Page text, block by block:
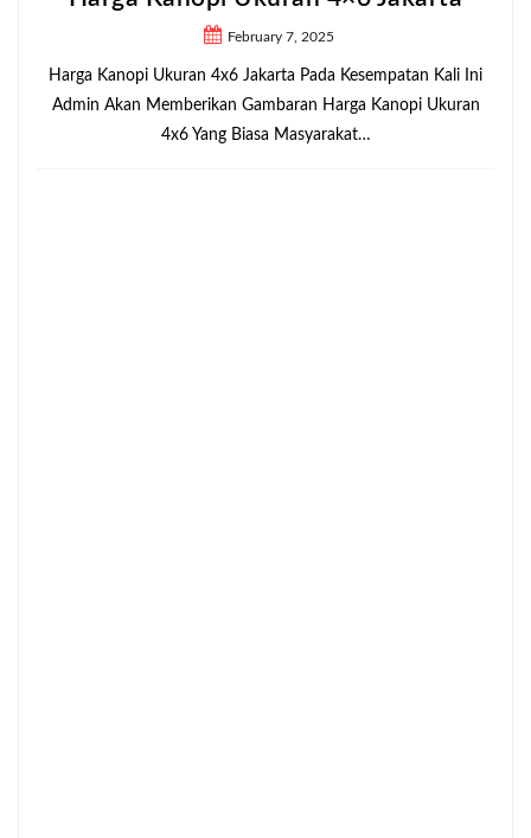
February 7, 2025
Harga Kanopi Ukuran 4x6 Jakarta Pada Kesempatan Kali Ini
Admin Akan Memberikan Gambaran Harga Kanopi Ukuran
4x6 Yang Biasa Masyarakat…